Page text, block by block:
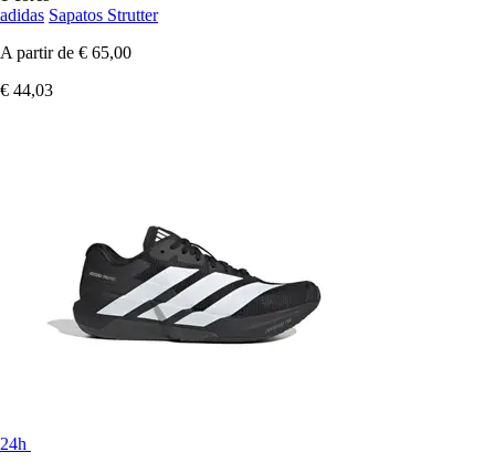
adidas Sapatos Strutter
A partir de € 65,00
€ 44,03
24h